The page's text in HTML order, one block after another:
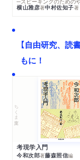
横山雅彦著中村佐知子著
【自由研究、
もに！
ちくま文庫
考現学入門
今和次郎著藤森照信編